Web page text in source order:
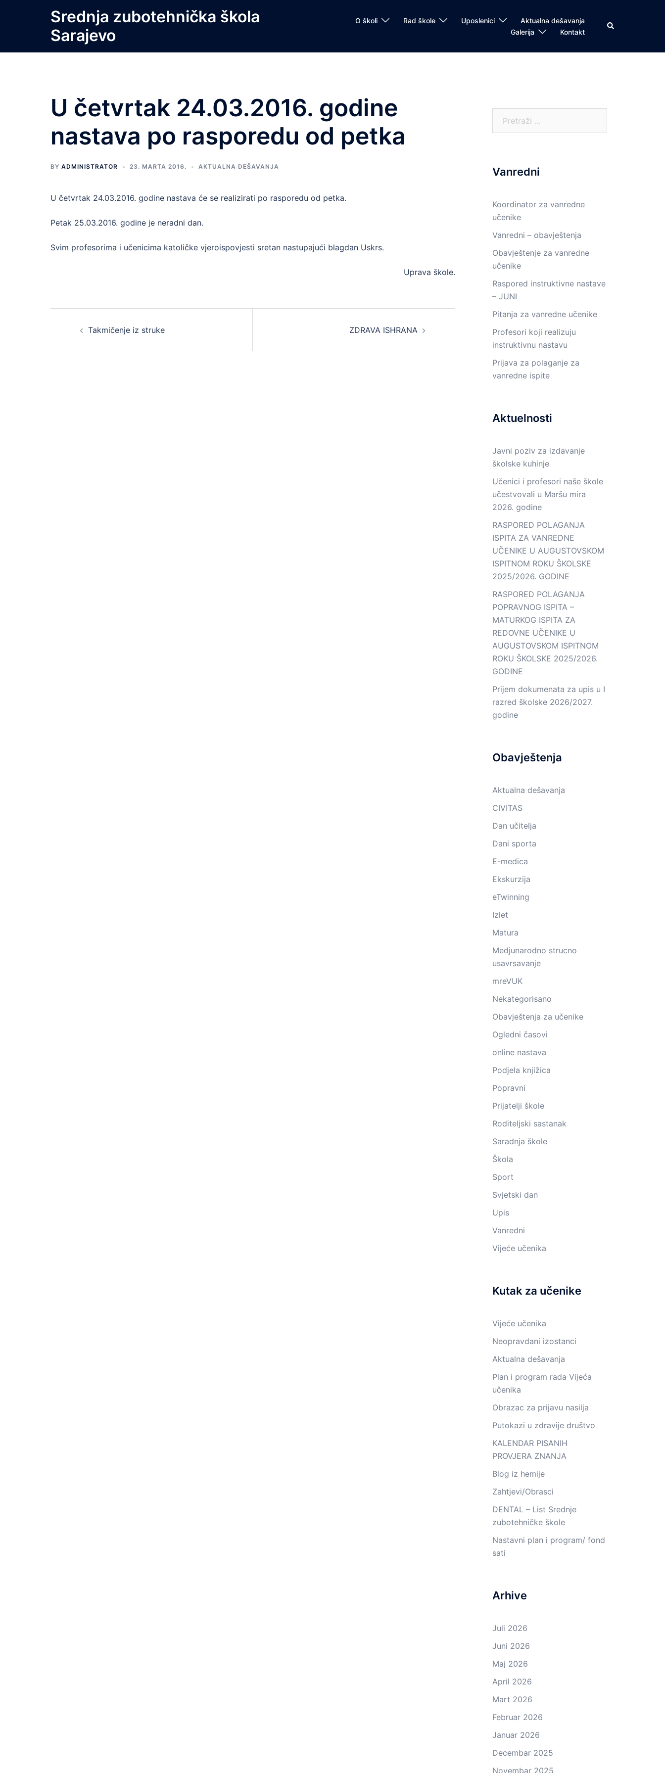
Srednja zubotehnička škola
Sarajevo
O školi Rad škole Uposlenici
Aktualna dešavanja
Galerija
Kontakt
Search
U četvrtak 24.03.2016. godine
nastava po rasporedu od petka
BY ADMINISTRATOR 23. MARTA 2016. AKTUALNA DEŠAVANJA
U četvrtak 24.03.2016. godine nastava će se realizirati po rasporedu od petka.
Petak 25.03.2016. godine je neradni dan.
Svim profesorima i učenicima katoličke vjeroispovjesti sretan nastupajući blagdan Uskrs.
Uprava škole.
navigation
Takmičenje iz struke ZDRAVA ISHRANA
Vanredni
Koordinator za vanredne
učenike
Vanredni – obavještenja
Obavještenje za vanredne
učenike
Raspored instruktivne nastave
– JUNI
Pitanja za vanredne učenike
Profesori koji realizuju
instruktivnu nastavu
Prijava za polaganje za
vanredne ispite
Aktuelnosti
Javni poziv za izdavanje
školske kuhinje
Učenici i profesori naše škole
učestvovali u Maršu mira
2026. godine
RASPORED POLAGANJA
ISPITA ZA VANREDNE
UČENIKE U AUGUSTOVSKOM
ISPITNOM ROKU ŠKOLSKE
2025/2026. GODINE
RASPORED POLAGANJA
POPRAVNOG ISPITA –
MATURKOG ISPITA ZA
REDOVNE UČENIKE U
AUGUSTOVSKOM ISPITNOM
ROKU ŠKOLSKE 2025/2026.
GODINE
Prijem dokumenata za upis u I
razred školske 2026/2027.
godine
Obavještenja
Aktualna dešavanja
CIVITAS
Dan učitelja
Dani sporta
E-medica
Ekskurzija
eTwinning
Izlet
Matura
Medjunarodno strucno
usavrsavanje
mreVUK
Nekategorisano
Obavještenja za učenike
Ogledni časovi
online nastava
Podjela knjižica
Popravni
Prijatelji škole
Roditeljski sastanak
Saradnja škole
Škola
Sport
Svjetski dan
Upis
Vanredni
Vijeće učenika
Kutak za učenike
Vijeće učenika
Neopravdani izostanci
Aktualna dešavanja
Plan i program rada Vijeća
učenika
Obrazac za prijavu nasilja
Putokazi u zdravije društvo
KALENDAR PISANIH
PROVJERA ZNANJA
Blog iz hemije
Zahtjevi/Obrasci
DENTAL – List Srednje
zubotehničke škole
Nastavni plan i program/ fond
sati
Arhive
Juli 2026
Juni 2026
Maj 2026
April 2026
Mart 2026
Februar 2026
Januar 2026
Decembar 2025
Novembar 2025